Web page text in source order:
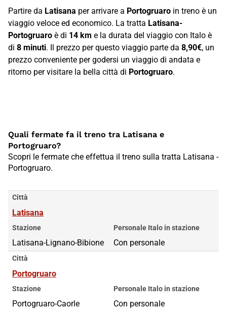
Partire da Latisana per arrivare a Portogruaro in treno è un
viaggio veloce ed economico. La tratta Latisana-
Portogruaro è di 14 km e la durata del viaggio con Italo è
di 8 minuti. Il prezzo per questo viaggio parte da 8,90€, un
prezzo conveniente per godersi un viaggio di andata e
ritorno per visitare la bella città di Portogruaro.
Quali fermate fa il treno tra Latisana e
Portogruaro?
Scopri le fermate che effettua il treno sulla tratta Latisana -
Portogruaro.
Città
Latisana
Stazione
Latisana-Lignano-Bibione
Personale Italo in stazione
Con personale
Città
Portogruaro
Stazione
Portogruaro-Caorle
Personale Italo in stazione
Con personale